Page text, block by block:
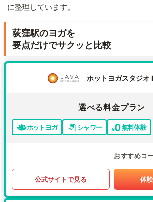
に整理しています。
荻窪駅のヨガを
要点だけでサクッと比較
ホットヨガスタジオ
選べる料金プラン
ホットヨガ シャワー 無料体験
おすすめコ
公式サイトで見る 体